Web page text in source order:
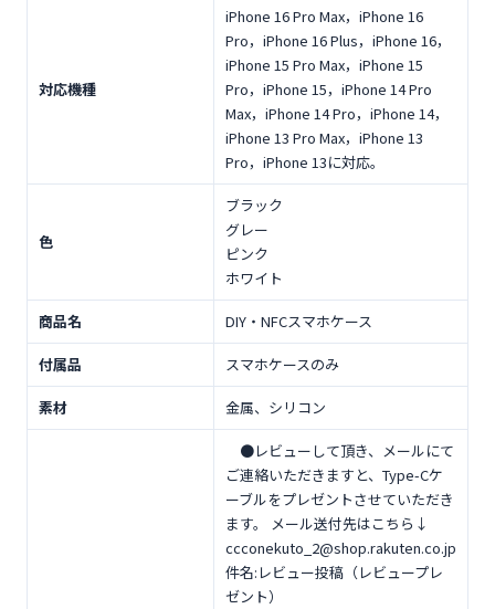
対応機種
iPhone 16 Pro Max，iPhone 16
Pro，iPhone 16 Plus，iPhone 16，
iPhone 15 Pro Max，iPhone 15
Pro，iPhone 15，iPhone 14 Pro
Max，iPhone 14 Pro，iPhone 14，
iPhone 13 Pro Max，iPhone 13
Pro，iPhone 13に対応。
色
ブラック
グレー
ピンク
ホワイト
商品名 DIY・NFCスマホケース
付属品 スマホケースのみ
素材 金属、シリコン
●レビューして頂き、メールにて
ご連絡いただきますと、Type-Cケ
ーブルをプレゼントさせていただき
ます。 メール送付先はこちら↓
ccconekuto_2@shop.rakuten.co.jp
件名:レビュー投稿（レビュープレ
ゼント）